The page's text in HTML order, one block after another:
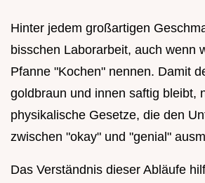
Hinter jedem großartigen
bisschen Laborarbeit, auch wenn
Pfanne "Kochen" nennen. Damit
goldbraun und innen saftig bleibt,
physikalische Gesetze, die den
zwischen "okay" und "genial"
Das Verständnis dieser Abläufe